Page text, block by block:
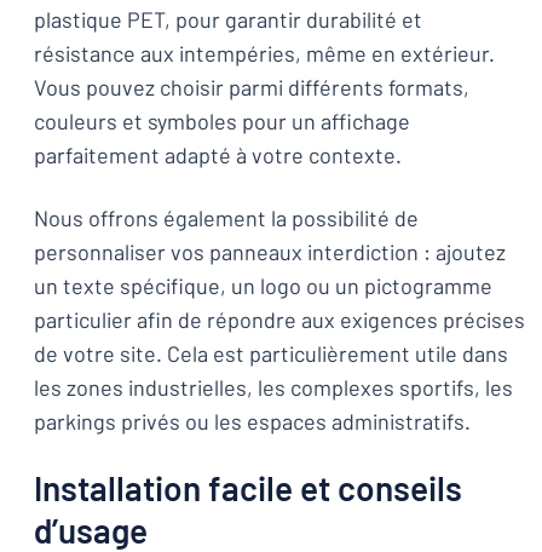
plastique PET, pour garantir durabilité et
résistance aux intempéries, même en extérieur.
Vous pouvez choisir parmi différents formats,
couleurs et symboles pour un affichage
parfaitement adapté à votre contexte.
Nous offrons également la possibilité de
personnaliser vos panneaux interdiction : ajoutez
un texte spécifique, un logo ou un pictogramme
particulier afin de répondre aux exigences précises
de votre site. Cela est particulièrement utile dans
les zones industrielles, les complexes sportifs, les
parkings privés ou les espaces administratifs.
Installation facile et conseils
d’usage